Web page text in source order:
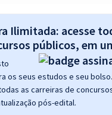
33,32
Economize R$ 99,96 (-
Comprar
de Estado da
Ilimitada: acesse
públicos, em
os seus estudos e seu
as carreiras de
pós-edital.